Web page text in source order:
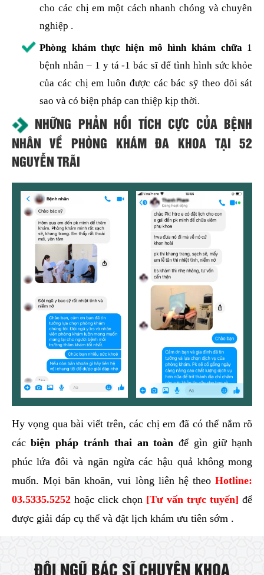
cho các chị em một cách nhanh chóng và chuyên
nghiệp .
Phòng khám thực hiện mô hình khám chữa 1
bệnh nhân – 1 y tá -1 bác sĩ để tình hình sức khỏe
của các chị em luôn được các bác sỹ theo dõi sát
sao và có biện pháp can thiệp kịp thời.
NHỮNG PHẢN HỒI TÍCH CỰC CỦA BỆNH
NHÂN VỀ PHÒNG KHÁM ĐA KHOA TẠI 52
NGUYỄN TRÃI
Hy vọng qua bài viết trên, các chị em đã có thể nắm rõ
cácbiện pháp tránh thai an toànđể gìn giữ hạnh
phúc lứa đôi và ngăn ngừa các hậu quả không mong
muốn. Mọi băn khoăn, vui lòng liên hệ theoHotline:
03.5335.5252 hoặc click chọn [Tư vấn trực tuyến]để
được giải đáp cụ thể và đặt lịch khám ưu tiên sớm .
ĐỘI NGŨ BÁC SĨ CHUYÊN KHOA